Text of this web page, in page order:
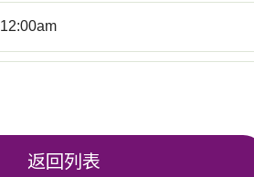
12:00am
返回列表